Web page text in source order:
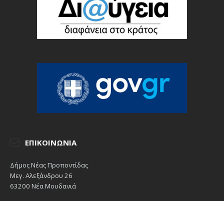
ΕΠΙΚΟΙΝΩΝΊΑ
Δήμος Νέας Προποντίδας
Μεγ. Αλεξάνδρου 26
63200 Νέα Μουδανιά